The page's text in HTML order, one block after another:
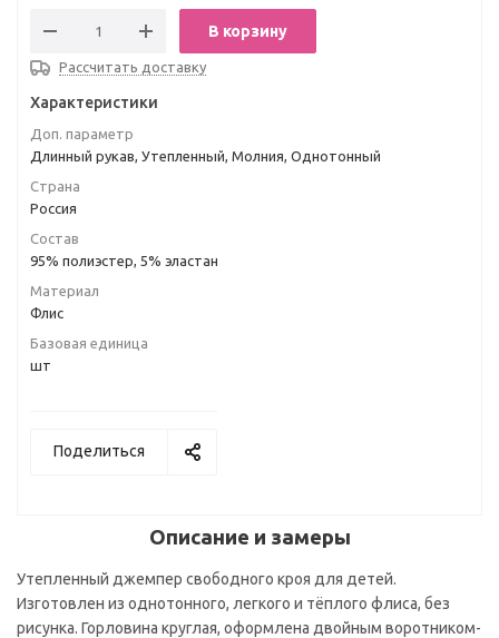
В корзину
Рассчитать доставку
Характеристики
Доп. параметр
Длинный рукав, Утепленный, Молния, Однотонный
Страна
Россия
Состав
95% полиэстер, 5% эластан
Материал
Флис
Базовая единица
шт
Поделиться
Описание и замеры
Утепленный джемпер свободного кроя для детей.
Изготовлен из однотонного, легкого и тёплого флиса, без
рисунка. Горловина круглая, оформлена двойным воротником-